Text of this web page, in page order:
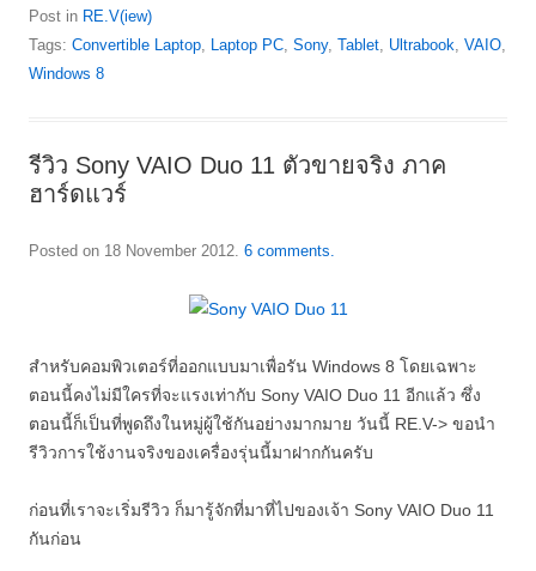
Post in RE.V(iew)
Tags: Convertible Laptop, Laptop PC, Sony, Tablet, Ultrabook, VAIO,
Windows 8
รีวิว Sony VAIO Duo 11 ตัวขายจริง ภาค
ฮาร์ดแวร์
Posted on 18 November 2012. 6 comments.
สำหรับคอมพิวเตอร์ที่ออกแบบมาเพื่อรัน Windows 8 โดยเฉพาะ
ตอนนี้คงไม่มีใครที่จะแรงเท่ากับ Sony VAIO Duo 11 อีกแล้ว ซึ่ง
ตอนนี้ก็เป็นที่พูดถึงในหมู่ผู้ใช้กันอย่างมากมาย วันนี้ RE.V-> ขอนำ
รีวิวการใช้งานจริงของเครื่องรุ่นนี้มาฝากกันครับ
ก่อนที่เราจะเริ่มรีวิว ก็มารู้จักที่มาที่ไปของเจ้า Sony VAIO Duo 11
กันก่อน